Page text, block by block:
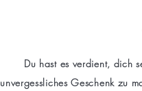
Du hast es verdient, dich
unvergessliches Geschenk zu